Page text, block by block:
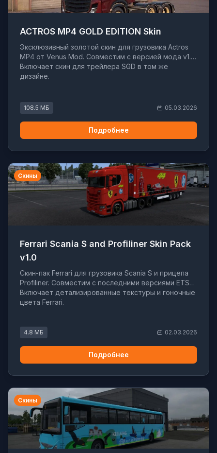
ACTROS MP4 GOLD EDITION Skin
Эксклюзивный золотой скин для грузовика Actros
MP4 от Venus Mod. Совместим с версией мода v1.1.
Включает скин для трейлера SGD в том же
дизайне.
108.5 МБ 05.03.2026
Подробнее
Скины
Ferrari Scania S and Profiliner Skin Pack
v1.0
Скин-пак Ferrari для грузовика Scania S и прицепа
Profiliner. Совместим с последними версиями ETS2.
Включает детализированные текстуры и гоночные
цвета Ferrari.
4.8 МБ 02.03.2026
Подробнее
Скины